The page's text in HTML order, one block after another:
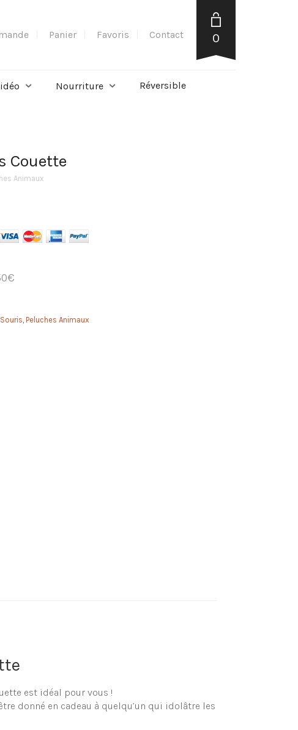
Panier Favoris Contact 0
Nourriture Réversible
Couette
Animaux
€
Peluches Animaux
est idéal pour vous !
donné en cadeau à quelqu’un qui idolâtre les